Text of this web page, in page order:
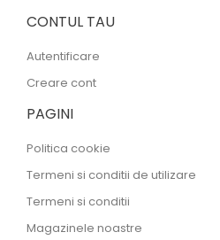
CONTUL TAU
Autentificare
Creare cont
PAGINI
Politica cookie
Termeni si conditii de utilizare
Termeni si conditii
Magazinele noastre